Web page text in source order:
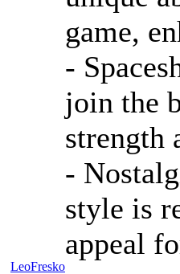
LeoFresko
game,
-
join the
strength
-
style is
appeal